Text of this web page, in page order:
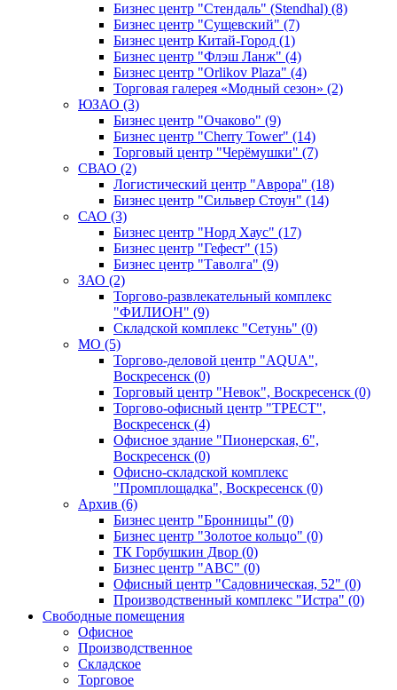
Бизнес центр "Стендаль" (Stendhal) (8)
Бизнес центр "Сущевский" (7)
Бизнес центр Китай-Город (1)
Бизнес центр "Флэш Ланж" (4)
Бизнес центр "Orlikov Plaza" (4)
Торговая галерея «Модный сезон» (2)
ЮЗАО (3)
Бизнес центр "Очаково" (9)
Бизнес центр "Cherry Tower" (14)
Торговый центр "Черёмушки" (7)
СВАО (2)
Логистический центр "Аврора" (18)
Бизнес центр "Сильвер Стоун" (14)
САО (3)
Бизнес центр "Норд Хаус" (17)
Бизнес центр "Гефест" (15)
Бизнес центр "Таволга" (9)
ЗАО (2)
Торгово-развлекательный комплекс
"ФИЛИОН" (9)
Складской комплекс "Сетунь" (0)
MO (5)
Торгово-деловой центр "AQUA",
Воскресенск (0)
Торговый центр "Невок", Воскресенск (0)
Торгово-офисный центр "ТРЕСТ",
Воскресенск (4)
Офисное здание "Пионерская, 6",
Воскресенск (0)
Офисно-складской комплекс
"Промплощадка", Воскресенск (0)
Архив (6)
Бизнес центр "Бронницы" (0)
Бизнес центр "Золотое кольцо" (0)
ТК Горбушкин Двор (0)
Бизнес центр "АВС" (0)
Офисный центр "Садовническая, 52" (0)
Производственный комплекс "Истра" (0)
Свободные помещения
Офисное
Производственное
Складское
Торговое